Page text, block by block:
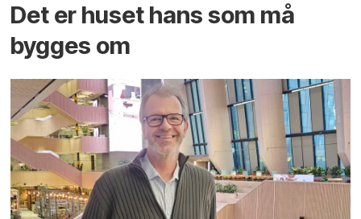
Det er huset hans som må
bygges om